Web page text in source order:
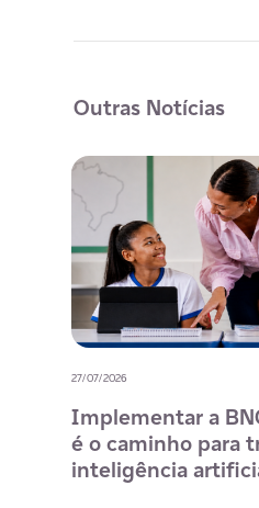
Outras Notícias
27/07/2026
Implementar a
é o caminho para
inteligência